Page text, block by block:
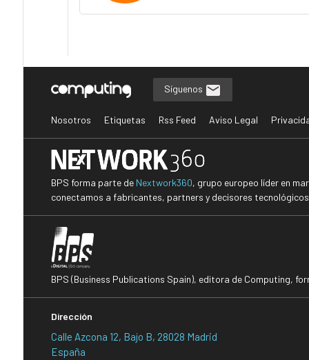
Síguenos
Nosotros Etiquetas Rss Feed Aviso Legal
BPS forma parte de Nextwork360, grupo europeo líder en
conectamos a fabricantes, partners y decisores
BPS (Business Publications Spain), editora de Computing,
Dirección
Calle Azcona 12, Bajo B, 28028 Madrid
España